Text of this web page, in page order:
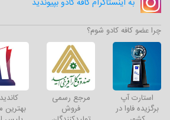
به اینستاگرام کافه کادو بپیوندید
چرا عضو کافه کادو شوم؟
استارت آپ
برگزیده فاوا در
مرجع رسمی
فروش
بهترین